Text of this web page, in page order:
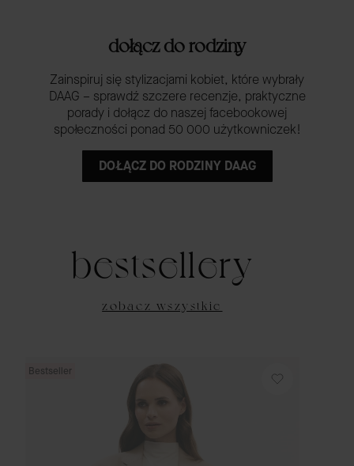
dołącz do rodziny
Zainspiruj się stylizacjami kobiet, które wybrały
DAAG – sprawdź szczere recenzje, praktyczne
porady i dołącz do naszej facebookowej
społeczności ponad 50 000 użytkowniczek!
DOŁĄCZ DO RODZINY DAAG
bestsellery
zobacz wszystkie
Bestseller